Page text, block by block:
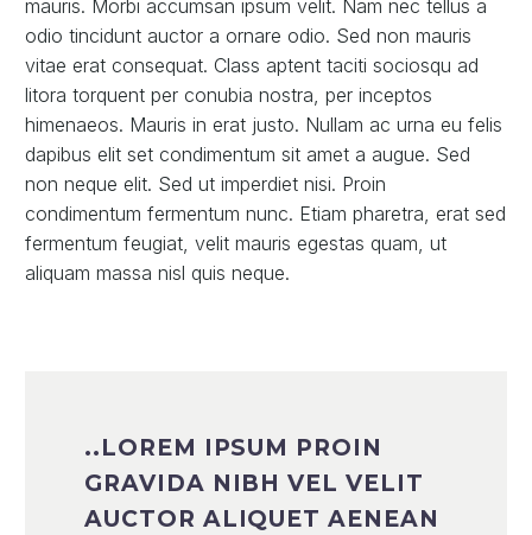
mauris. Morbi accumsan ipsum velit. Nam nec tellus a
odio tincidunt auctor a ornare odio. Sed non mauris
vitae erat consequat. Class aptent taciti sociosqu ad
litora torquent per conubia nostra, per inceptos
himenaeos. Mauris in erat justo. Nullam ac urna eu felis
dapibus elit set condimentum sit amet a augue. Sed
non neque elit. Sed ut imperdiet nisi. Proin
condimentum fermentum nunc. Etiam pharetra, erat sed
fermentum feugiat, velit mauris egestas quam, ut
aliquam massa nisl quis neque.
..LOREM IPSUM PROIN
GRAVIDA NIBH VEL VELIT
AUCTOR ALIQUET AENEAN